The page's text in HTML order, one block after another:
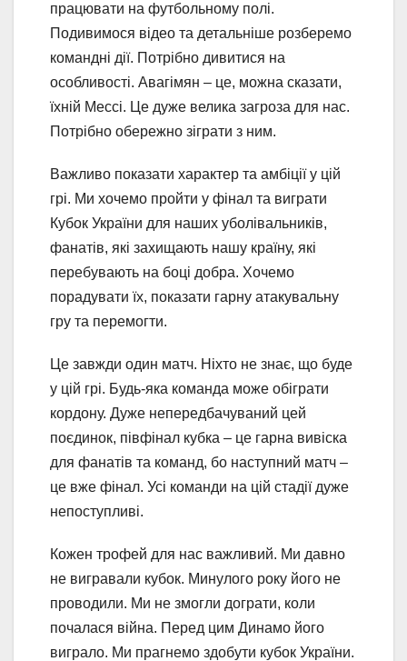
працювати на футбольному полі.
Подивимося відео та детальніше розберемо
командні дії. Потрібно дивитися на
особливості. Авагімян – це, можна сказати,
їхній Мессі. Це дуже велика загроза для нас.
Потрібно обережно зіграти з ним.
Важливо показати характер та амбіції у цій
грі. Ми хочемо пройти у фінал та виграти
Кубок України для наших уболівальників,
фанатів, які захищають нашу країну, які
перебувають на боці добра. Хочемо
порадувати їх, показати гарну атакувальну
гру та перемогти.
Це завжди один матч. Ніхто не знає, що буде
у цій грі. Будь-яка команда може обіграти
кордону. Дуже непередбачуваний цей
поєдинок, півфінал кубка – це гарна вивіска
для фанатів та команд, бо наступний матч –
це вже фінал. Усі команди на цій стадії дуже
непоступливі.
Кожен трофей для нас важливий. Ми давно
не вигравали кубок. Минулого року його не
проводили. Ми не змогли дограти, коли
почалася війна. Перед цим Динамо його
виграло. Ми прагнемо здобути кубок України.